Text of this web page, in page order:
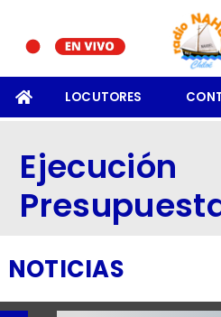
LOCUTORES
Ejecución
NOTICIAS